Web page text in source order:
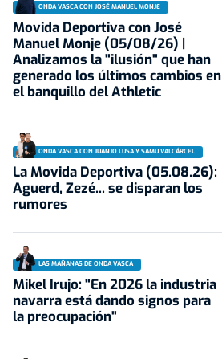
ONDA VASCA CON JOSÉ MANUEL MONJE
Movida Deportiva con José
Manuel Monje (05/08/26) |
Analizamos la "ilusión" que han
generado los últimos cambios en
el banquillo del Athletic
ONDA VASCA CON JUANJO LUSA Y SAMU VALCÁRCEL
La Movida Deportiva (05.08.26):
Aguerd, Zezé... se disparan los
rumores
LAS MAÑANAS DE ONDA VASCA
Mikel Irujo: "En 2026 la industria
navarra está dando signos para
la preocupación"